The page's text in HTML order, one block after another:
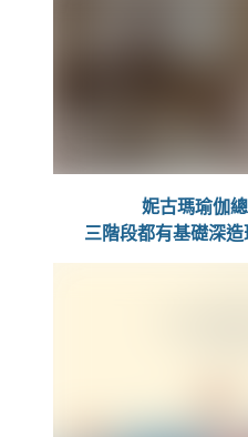
妮古瑪瑜伽
三階段都有基礎深